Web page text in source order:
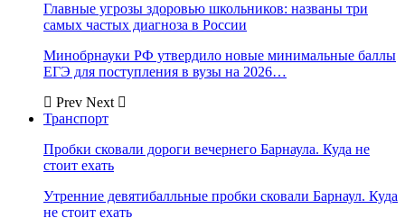
Главные угрозы здоровью школьников: названы три
самых частых диагноза в России
Минобрнауки РФ утвердило новые минимальные баллы
ЕГЭ для поступления в вузы на 2026…
Prev Next
Транспорт
Пробки сковали дороги вечернего Барнаула. Куда не
стоит ехать
Утренние девятибалльные пробки сковали Барнаул. Куда
не стоит ехать